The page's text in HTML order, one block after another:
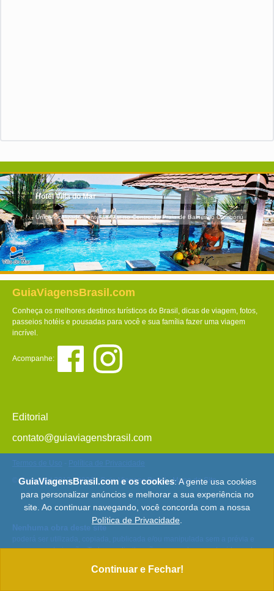
Hotel Villa do Mar
Único localizado frente ao Mar no Centro da Praia de Balneário Camboriú
GuiaViagensBrasil.com
Conheça os melhores destinos turísticos do Brasil, dicas de viagem, fotos,
passeios hotéis e pousadas para você e sua família fazer uma viagem
incrível.
Acompanhe:
Editorial
contato@guiaviagensbrasil.com
Termos de Uso
Política de Privacidade
© Copyright 2013 - 2026 - Guia Viagens Brasil -Mapa do Site
Nenhuma obra deste site
poderá ser utilizada, copiada, publicada e/ou manipulada sem a prévia e
expressa autorização. Todos os direitos são reservados e protegidos pela
GuiaViagensBrasil.com e os cookies: A gente usa cookies
para personalizar anúncios e melhorar a sua experiência no
site. Ao continuar navegando, você concorda com a nossa
Política de Privacidade
Continuar e Fechar!